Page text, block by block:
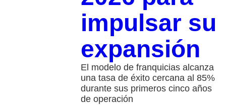
impulsar su
expansión
El modelo de franquicias alcanza
una tasa de éxito cercana al 85%
durante sus primeros cinco años
de operación